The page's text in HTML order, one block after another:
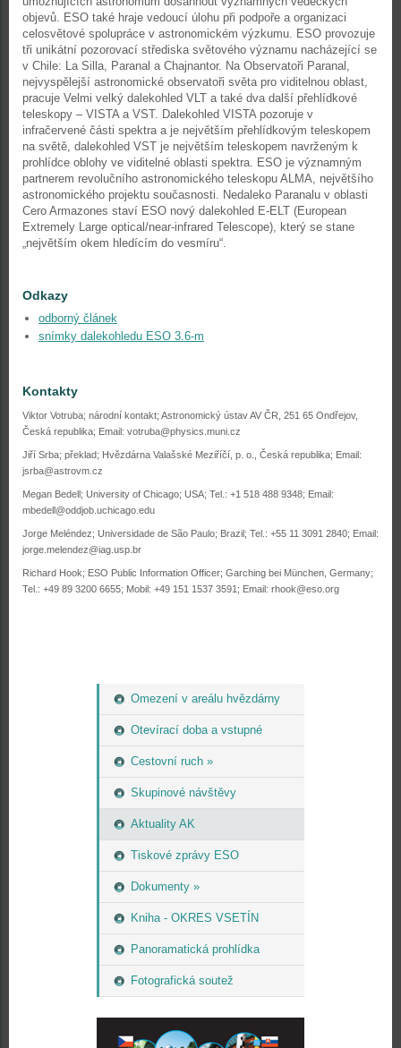
Omezení v areálu hvězdárny
Otevírací doba a vstupné
Cestovní ruch »
Skupinové návštěvy
Aktuality AK
Tiskové zprávy ESO
Dokumenty »
Kniha - OKRES VSETÍN
Panoramatická prohlídka
Fotografická soutež
objevů. ESO také hraje vedoucí úlohu při podpoře a organizaci
celosvětové spolupráce v astronomickém výzkumu. ESO provozuje
tři unikátní pozorovací střediska světového významu nacházející se
v Chile: La Silla, Paranal a Chajnantor. Na Observatoři Paranal,
nejvyspělejší astronomické observatoři světa pro viditelnou oblast,
pracuje Velmi velký dalekohled VLT a také dva další přehlídkové
teleskopy – VISTA a VST. Dalekohled VISTA pozoruje v
infračervené části spektra a je největším přehlídkovým teleskopem
na světě, dalekohled VST je největším teleskopem navrženým k
prohlídce oblohy ve viditelné oblasti spektra. ESO je významným
partnerem revolučního astronomického teleskopu ALMA, největšího
astronomického projektu současnosti. Nedaleko Paranalu v oblasti
Cero Armazones staví ESO nový dalekohled E-ELT (European
Extremely Large optical/near-infrared Telescope), který se stane
„největším okem hledícím do vesmíru“.
Odkazy
odborný článek
snímky dalekohledu ESO 3.6-m
Kontakty
Viktor Votruba; národní kontakt; Astronomický ústav AV ČR, 251 65 Ondřejov,
Česká republika; Email: votruba@physics.muni.cz
Jiří Srba; překlad; Hvězdárna Valašské Meziříčí, p. o., Česká republika; Email:
jsrba@astrovm.cz
Megan Bedell; University of Chicago; USA; Tel.: +1 518 488 9348; Email:
mbedell@oddjob.uchicago.edu
Jorge Meléndez; Universidade de São Paulo; Brazil; Tel.: +55 11 3091 2840; Email:
jorge.melendez@iag.usp.br
Richard Hook; ESO Public Information Officer; Garching bei München, Germany;
Tel.: +49 89 3200 6655; Mobil: +49 151 1537 3591; Email: rhook@eso.org